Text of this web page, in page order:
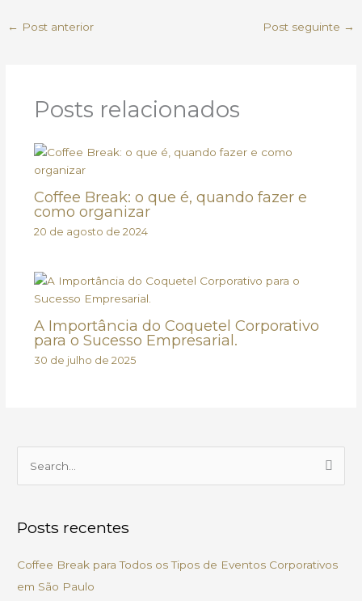
← Post anterior Post seguinte →
Posts relacionados
Coffee Break: o que é, quando fazer e
como organizar
20 de agosto de 2024
A Importância do Coquetel Corporativo
para o Sucesso Empresarial.
30 de julho de 2025
q
Posts recentes
Coffee Break para Todos os Tipos de Eventos Corporativos
em São Paulo